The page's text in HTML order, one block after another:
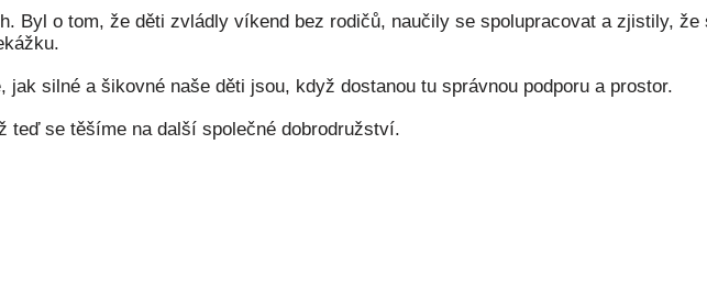
Byl o tom, že děti zvládly víkend bez rodičů, naučily se spolupracovat a zjistily, že
jak silné a šikovné naše děti jsou, když dostanou tu správnou podporu a prostor.
teď se těšíme na další společné dobrodružství.